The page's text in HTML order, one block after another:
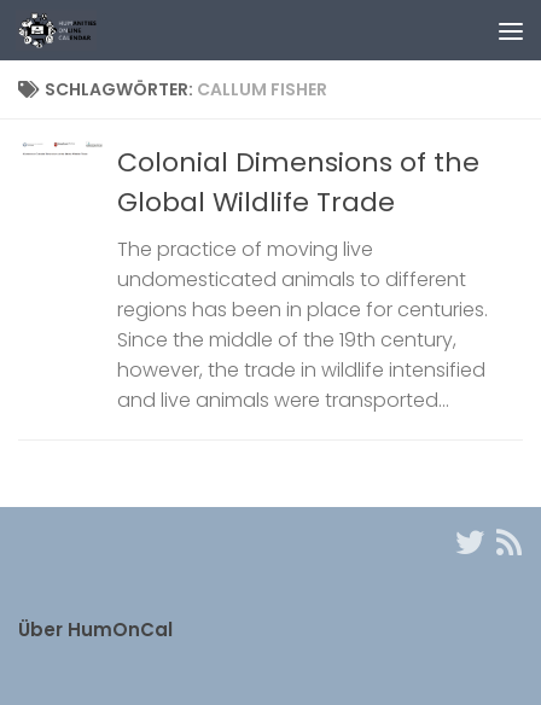
Zum Inhalt springen
SCHLAGWÖRTER: CALLUM FISHER
Colonial Dimensions of the
Global Wildlife Trade
The practice of moving live
undomesticated animals to different
regions has been in place for centuries.
Since the middle of the 19th century,
however, the trade in wildlife intensified
and live animals were transported...
Über HumOnCal